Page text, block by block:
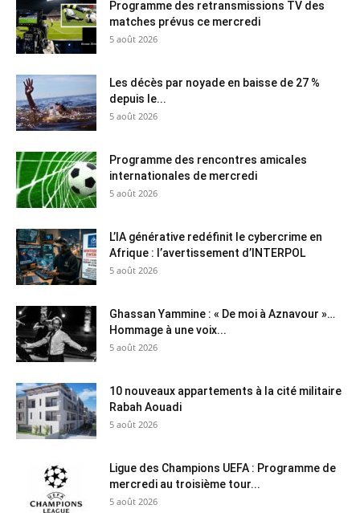
Programme des retransmissions TV des
matches prévus ce mercredi
5 août 2026
Les décès par noyade en baisse de 27 %
depuis le...
5 août 2026
Programme des rencontres amicales
internationales de mercredi
5 août 2026
L’IA générative redéfinit le cybercrime en
Afrique : l’avertissement d’INTERPOL
5 août 2026
Ghassan Yammine : « De moi à Aznavour »…
Hommage à une voix...
5 août 2026
10 nouveaux appartements à la cité militaire
Rabah Aouadi
5 août 2026
Ligue des Champions UEFA : Programme de
mercredi au troisième tour...
5 août 2026